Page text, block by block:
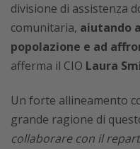
divisione di assistenza
comunitaria, aiutando
popolazione e ad
afferma il CIO Laura
Un forte allineamento
grande ragione di
collaborare con il